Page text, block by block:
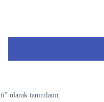
olarak tanımlanır.